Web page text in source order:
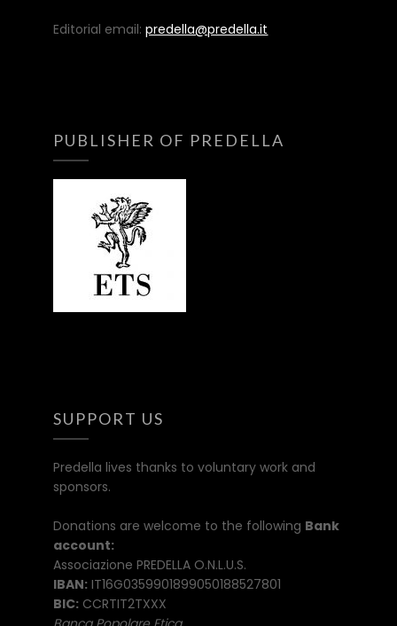
Editorial email:predella@predella.it
PUBLISHER OF PREDELLA
SUPPORT US
Predella lives thanks to voluntary work and
sponsors.
Donations are welcome to the following Bank
account:
Associazione PREDELLA O.N.L.U.S.
IBAN: IT16G0359901899050188527801
BIC: CCRTIT2TXXX